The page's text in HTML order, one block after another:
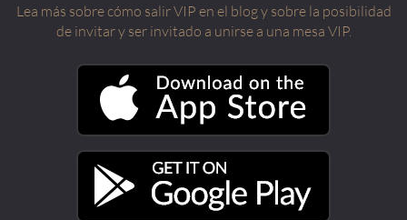
Lea más sobre cómo salir VIP en el blog y sobre la posibilidad
de invitar y ser invitado a unirse a una mesa VIP.